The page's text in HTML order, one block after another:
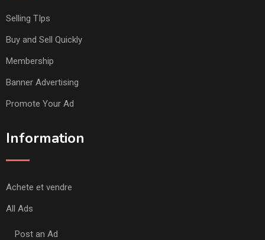
Selling TIps
Buy and Sell Quickly
Membership
Banner Advertising
Promote Your Ad
Information
Achete et vendre
All Ads
Post an Ad